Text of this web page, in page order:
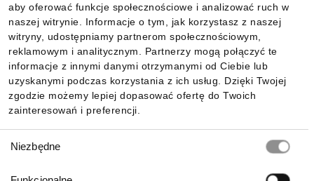
aby oferować funkcje społecznościowe i analizować ruch w
naszej witrynie. Informacje o tym, jak korzystasz z naszej
witryny, udostępniamy partnerom społecznościowym,
reklamowym i analitycznym. Partnerzy mogą połączyć te
informacje z innymi danymi otrzymanymi od Ciebie lub
uzyskanymi podczas korzystania z ich usług. Dzięki Twojej
zgodzie możemy lepiej dopasować ofertę do Twoich
zainteresowań i preferencji.
zgody
Niezbędne
Informacje
Pobierz naszą aplikację mobilną: